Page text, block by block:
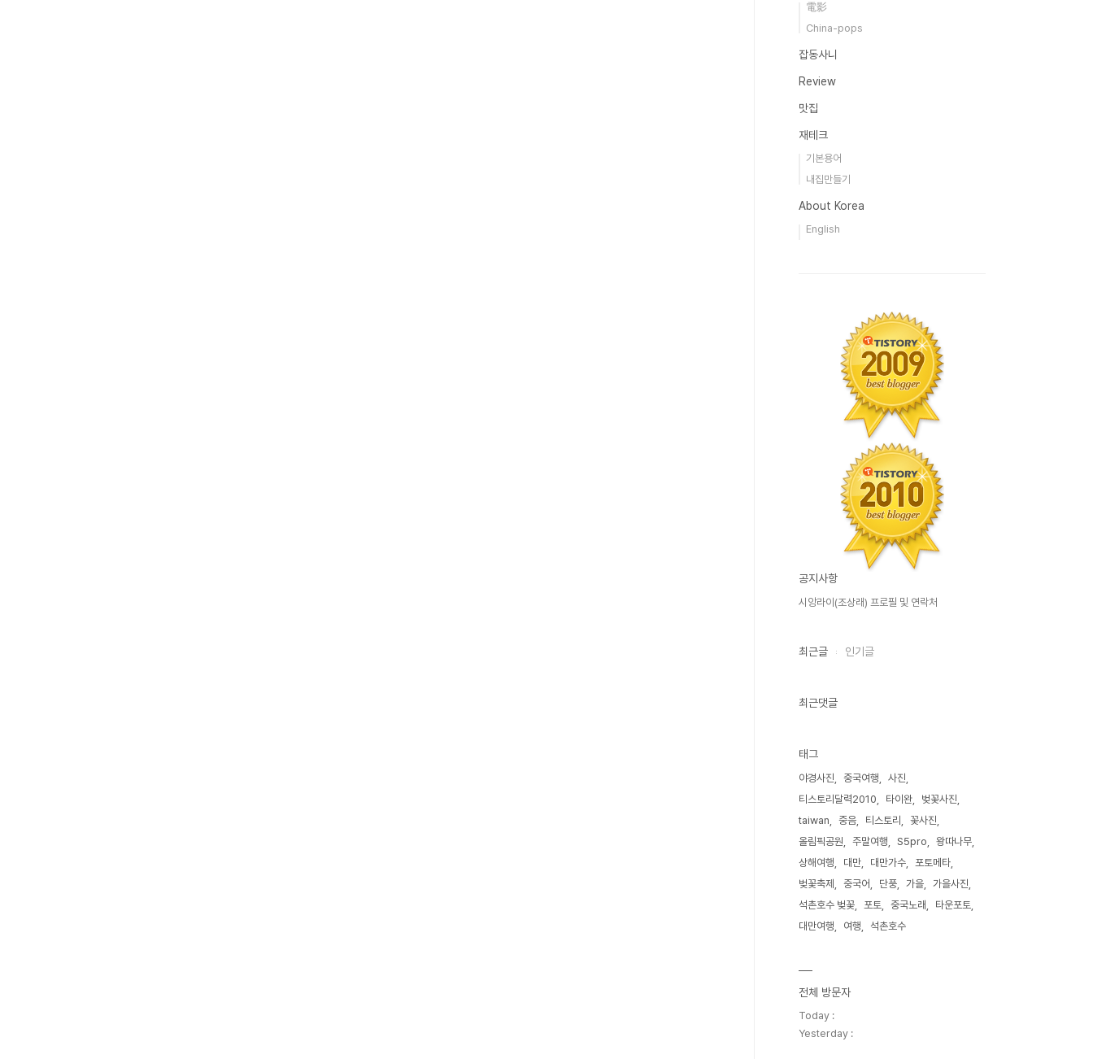
電影
China-pops
잡동사니
Review
맛집
재테크
기본용어
내집만들기
About Korea
English
공지사항
시앙라이(조상래) 프로필 및 연락처
최근글 인기글
최근댓글
태그
야경사진 중국여행
사진
티스토리달력2010
타이완
벚꽃사진
taiwan
중음 티스토리
꽃사진
올림픽공원
주말여행 S5pro
왕따나무
상해여행
대만 대만가수
포토메타
벚꽃축제
중국어 단풍 가을
가을사진
석촌호수 벚꽃
포토 중국노래
타운포토
대만여행
여행 석촌호수
전체 방문자
Today :
Yesterday :